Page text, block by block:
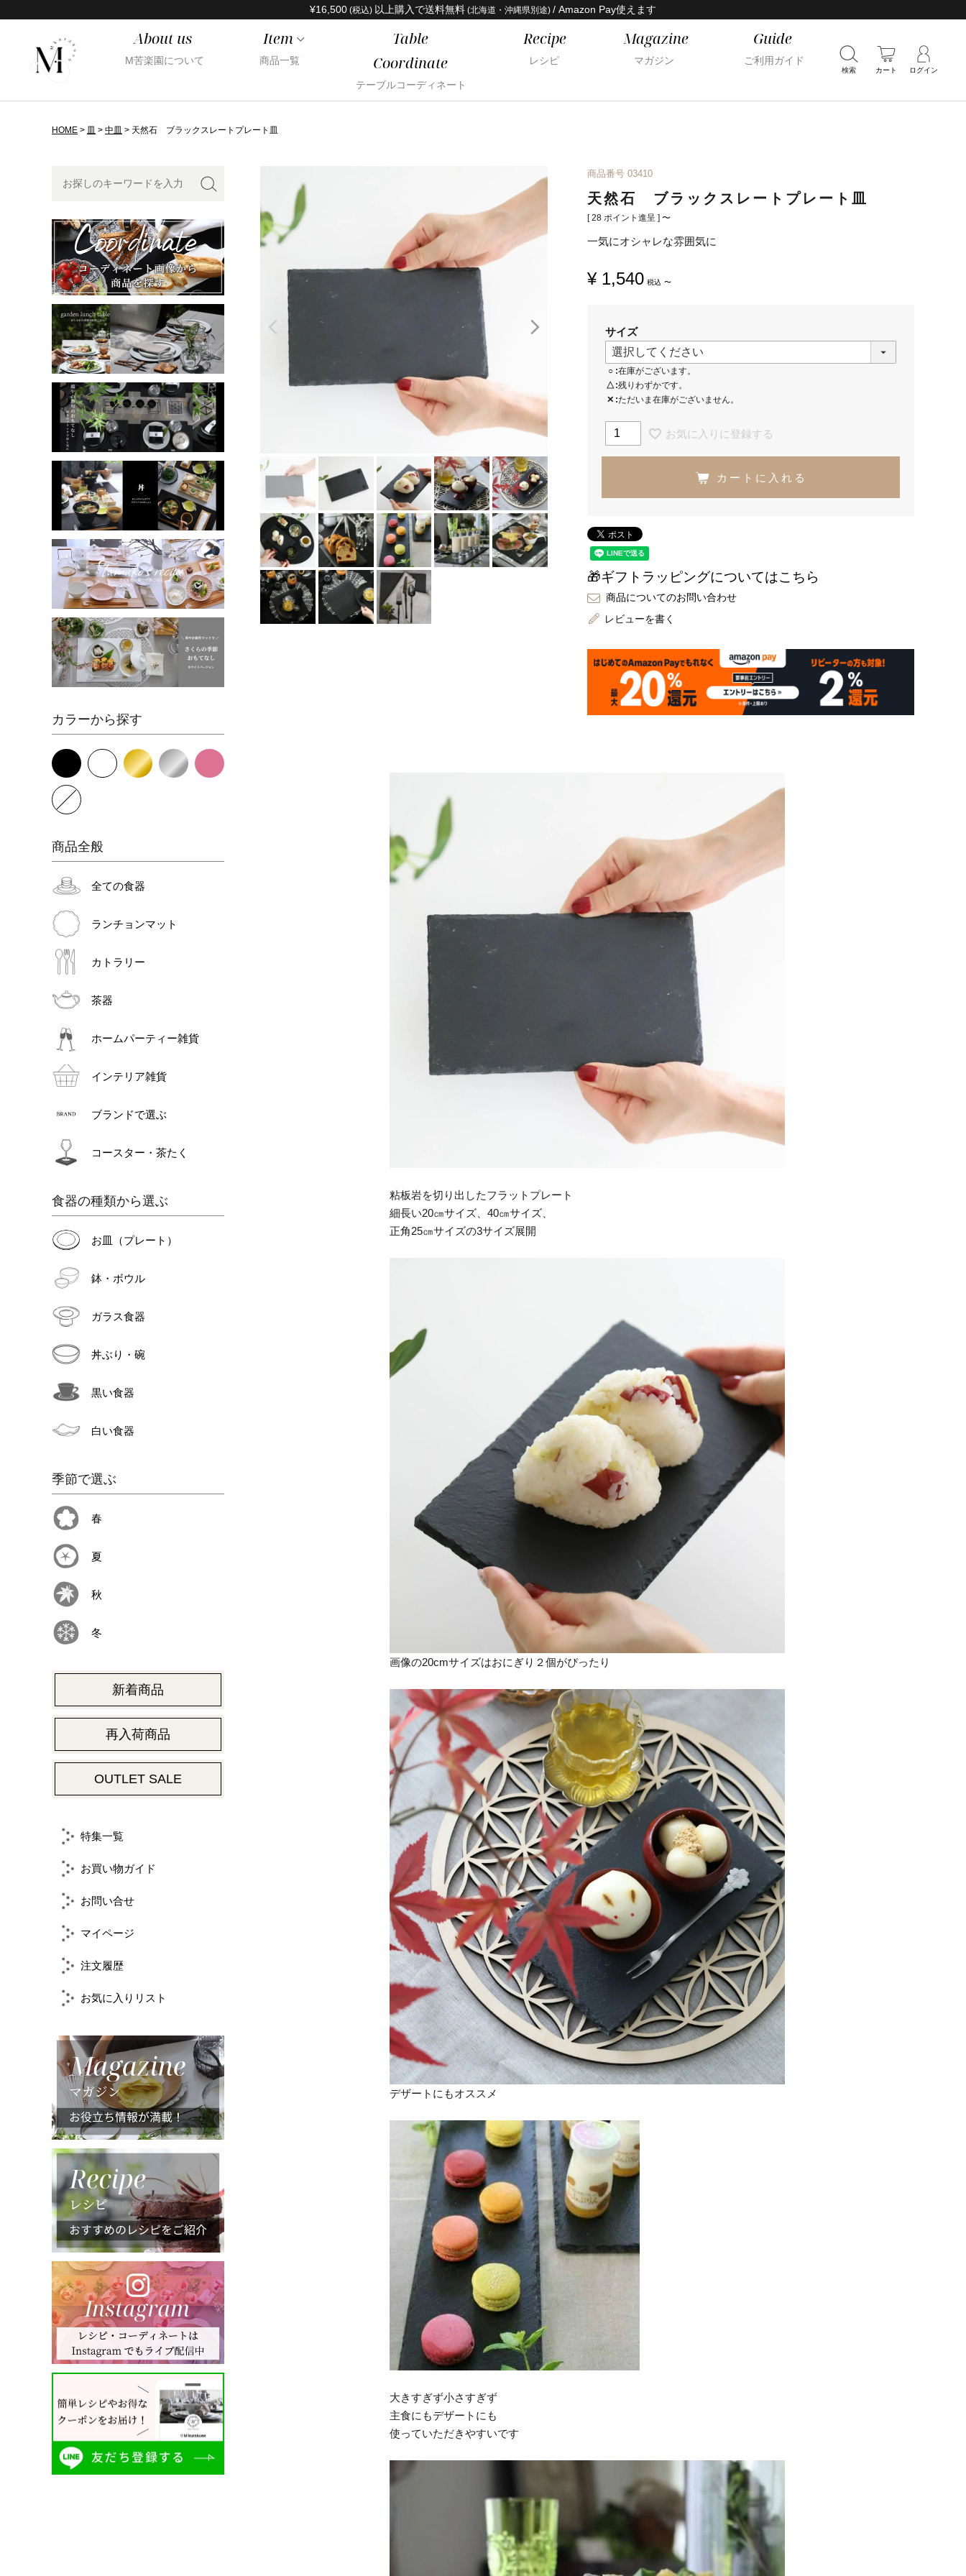
¥16,500 (税込) 以上購入で送料無料 (北海道・沖縄県別途) / Amazon Pay使えます
About us
M苦楽園について
Item
商品一覧
Table
Coordinate
テーブルコーディネート
Recipe
レシピ
Magazine
マガジン
Guide
ご利用ガイド
検索 カート ログイン
HOME 皿 中皿 天然石 ブラックスレートプレート皿
カラーから探す
商品全般
全ての食器
ランチョンマット
カトラリー
茶器
ホームパーティー雑貨
インテリア雑貨
ブランドで選ぶ
コースター・茶たく
食器の種類から選ぶ
お皿（プレート）
鉢・ボウル
ガラス食器
丼ぶり・碗
黒い食器
白い食器
季節で選ぶ
春
夏
秋
冬
新着商品
再入荷商品
OUTLET SALE
特集一覧
お買い物ガイド
お問い合せ
マイページ
注文履歴
お気に入りリスト
商品番号 03410
天然石 ブラックスレートプレート皿
[ 28 ポイント進呈 ] 〜
一気にオシャレな雰囲気に
¥ 1,540 税込 〜
サイズ
○ 在庫がございます。
△ 残りわずかです。
✕ ただいま在庫がございません。
お気に入りに登録する
カートに入れる
🎁ギフトラッピングについてはこちら
商品についてのお問い合わせ
レビューを書く
粘板岩を切り出したフラットプレート
細長い20㎝サイズ、40㎝サイズ、
正角25㎝サイズの3サイズ展開
画像の20cmサイズはおにぎり２個がぴったり
デザートにもオススメ
大きすぎず小さすぎず
主食にもデザートにも
使っていただきやすいです